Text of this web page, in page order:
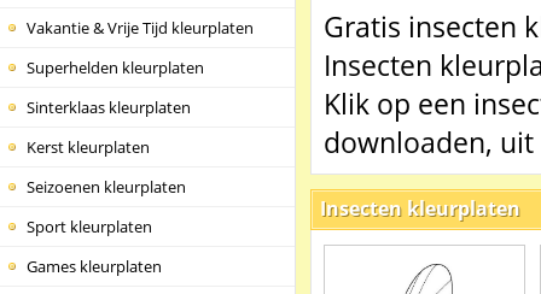
Vakantie & Vrije Tijd kleurplaten
Superhelden kleurplaten
Sinterklaas kleurplaten
Kerst kleurplaten
Seizoenen kleurplaten
Sport kleurplaten
Games kleurplaten
Gratis insecten
Insecten
Klik op een
downloaden,
Insecten kleurplaten